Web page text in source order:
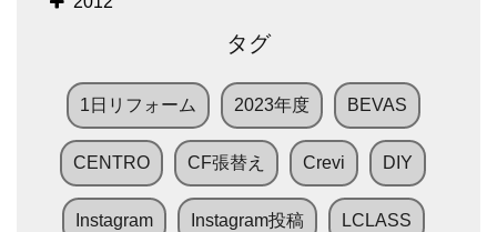
タグ
1日リフォーム 2023年度 BEVAS
CENTRO CF張替え Crevi DIY
Instagram Instagram投稿 LCLASS